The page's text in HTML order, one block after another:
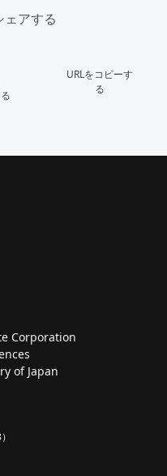
ェアする
URLをコピーす
る
Corporation
of Japan